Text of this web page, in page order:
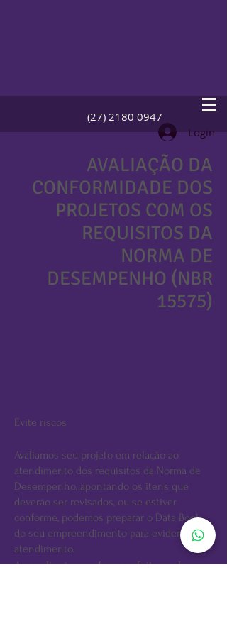
Login
(27) 2180 0947
AVALIAÇÃO DA
CONFORMIDADE DOS
PROJETOS COM OS
REQUISITOS DA
NORMA DE
DESEMPENHO (NBR
15575)
Evite riscos
Avaliamos seu projeto em relação ao
atendimento dos requisitos da Norma de
Desempenho, apontando os itens que
deveráo ser revisados, ou se estiver
conforme, podemos preparar o Data Book
do seu empreendimento para evidenciar o
atendimento.
As avaliações podem ser feitas pelo